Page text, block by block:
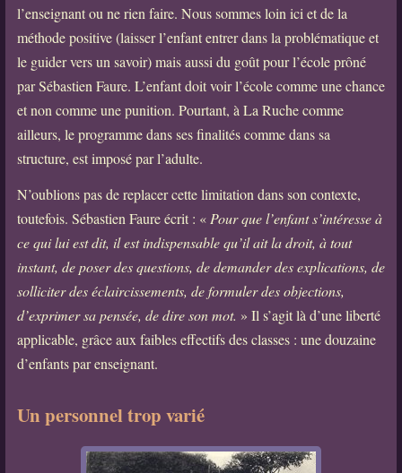
l’enseignant ou ne rien faire. Nous sommes loin ici et de la
méthode positive (laisser l’enfant entrer dans la problématique et
le guider vers un savoir) mais aussi du goût pour l’école prôné
par Sébastien Faure. L’enfant doit voir l’école comme une chance
et non comme une punition. Pourtant, à La Ruche comme
ailleurs, le programme dans ses finalités comme dans sa
structure, est imposé par l’adulte.
N’oublions pas de replacer cette limitation dans son contexte,
toutefois. Sébastien Faure écrit : «Pour que l’enfant s’intéresse à
ce qui lui est dit, il est indispensable qu’il ait la droit, à tout
instant, de poser des questions, de demander des explications, de
solliciter des éclaircissements, de formuler des objections,
d’exprimer sa pensée, de dire son mot. » Il s’agit là d’une liberté
applicable, grâce aux faibles effectifs des classes : une douzaine
d’enfants par enseignant.
Un personnel trop varié